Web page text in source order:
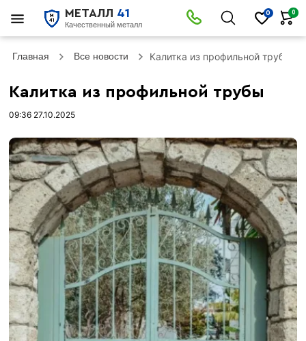
МЕТАЛЛ 41
Качественный металл
0 0
Главная Все новости Калитка из профильной трубы
Калитка из профильной трубы
09:36 27.10.2025